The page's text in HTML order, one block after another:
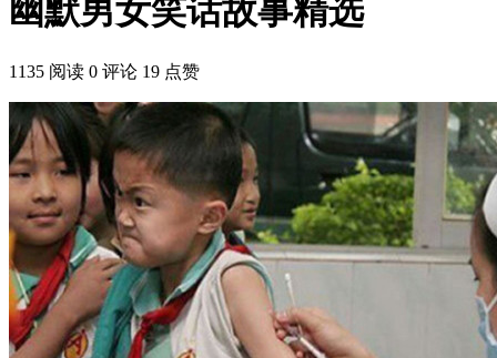
幽默男女笑话故事精选
1135 阅读 0 评论 19 点赞